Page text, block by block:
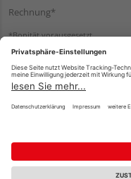
Rechnung*
*Bonität vorausgesetzt
Impressum
Barrierefreiheitserklärung